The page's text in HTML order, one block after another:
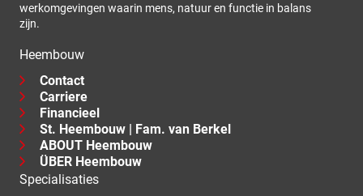
werkomgevingen waarin mens, natuur en functie in balans
zijn.
Heembouw
Contact
Carriere
Financieel
St. Heembouw | Fam. van Berkel
ABOUT Heembouw
ÜBER Heembouw
Specialisaties